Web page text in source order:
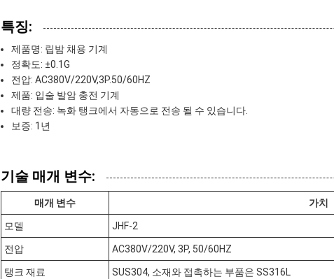
특징:
제품명: 립밤 채용 기계
정확도: ±0.1G
전압: AC380V/220V,3P.50/60HZ
제품: 입술 발암 충전 기계
대량 전송: 녹화 탱크에서 자동으로 전송 될 수 있습니다.
보증: 1년
기술 매개 변수:
매개 변수 가치
모델 JHF-2
전압 AC380V/220V, 3P, 50/60HZ
탱크 재료 SUS304, 소재와 접촉하는 부품은 SS316L